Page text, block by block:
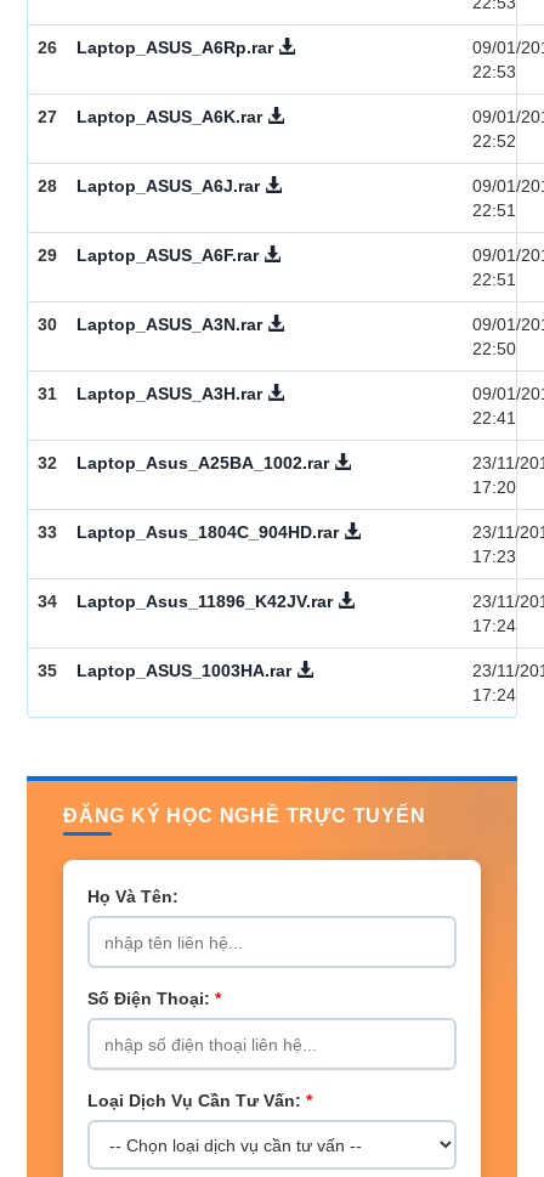
26 Laptop_ASUS_A6Rp.rar
09/01/
22:53
27 Laptop_ASUS_A6K.rar
09/01/
22:52
28 Laptop_ASUS_A6J.rar
09/01/
22:51
29 Laptop_ASUS_A6F.rar
09/01/
22:51
30 Laptop_ASUS_A3N.rar
09/01/
22:50
31 Laptop_ASUS_A3H.rar
09/01/
22:41
32 Laptop_Asus_A25BA_1002.rar
23/11/
17:20
33 Laptop_Asus_1804C_904HD.rar
23/11/
17:23
34 Laptop_Asus_11896_K42JV.rar
23/11/
17:24
35 Laptop_ASUS_1003HA.rar
23/11/
17:24
ĐĂNG KÝ HỌC NGHỀ TRỰC TUYẾN
Họ Và Tên:
Số Điện Thoại: *
Loại Dịch Vụ Cần Tư Vấn: *